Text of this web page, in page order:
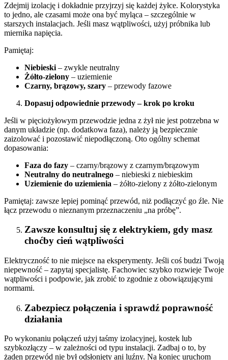
Zdejmij izolację i dokładnie przyjrzyj się każdej żyłce. Kolorystyka
to jedno, ale czasami może ona być myląca – szczególnie w
starszych instalacjach. Jeśli masz wątpliwości, użyj próbnika lub
miernika napięcia.
Pamiętaj:
Niebieski – zwykle neutralny
Żółto-zielony – uziemienie
Czarny, brązowy, szary – przewody fazowe
Dopasuj odpowiednie przewody – krok po kroku
Jeśli w pięciożyłowym przewodzie jedna z żył nie jest potrzebna w
danym układzie (np. dodatkowa faza), należy ją bezpiecznie
zaizolować i pozostawić niepodłączoną. Oto ogólny schemat
dopasowania:
Faza do fazy – czarny/brązowy z czarnym/brązowym
Neutralny do neutralnego – niebieski z niebieskim
Uziemienie do uziemienia – żółto-zielony z żółto-zielonym
Pamiętaj: zawsze lepiej pominąć przewód, niż podłączyć go źle. Nie
łącz przewodu o nieznanym przeznaczeniu „na próbę”.
Zawsze konsultuj się z elektrykiem, gdy masz
choćby cień wątpliwości
Elektryczność to nie miejsce na eksperymenty. Jeśli coś budzi Twoją
niepewność – zapytaj specjalistę. Fachowiec szybko rozwieje Twoje
wątpliwości i podpowie, jak zrobić to zgodnie z obowiązującymi
normami.
Zabezpiecz połączenia i sprawdź poprawność
działania
Po wykonaniu połączeń użyj taśmy izolacyjnej, kostek lub
szybkozłączy – w zależności od typu instalacji. Zadbaj o to, by
żaden przewód nie był odsłonięty ani luźny. Na koniec uruchom